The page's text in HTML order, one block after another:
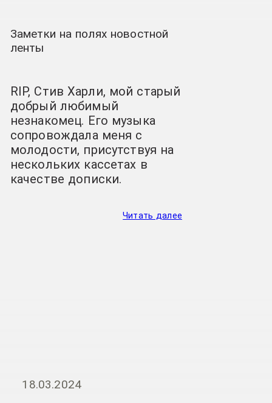
Заметки на полях новостной
ленты
RIP, Стив Харли, мой старый
добрый любимый
незнакомец. Его музыка
сопровождала меня с
молодости, присутствуя на
нескольких кассетах в
качестве дописки.
Читать далее
18.03.2024